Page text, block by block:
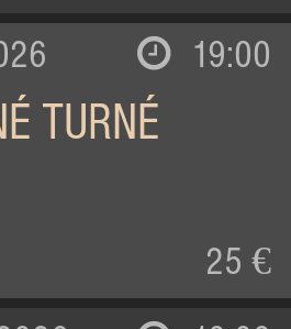
19:00
TURNÉ
25 €